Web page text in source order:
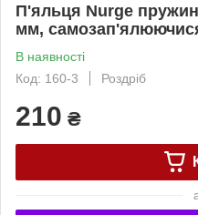
П'яльця Nurge
мм,
В наявності
Код: 160-3
Роздріб
210 ₴